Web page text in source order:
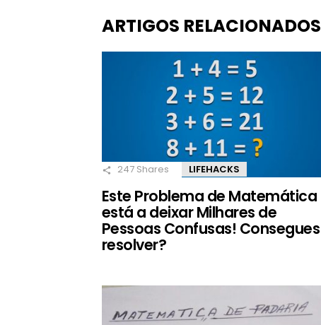
ARTIGOS RELACIONADOS
247 Shares LIFEHACKS
Este Problema de Matemática
está a deixar Milhares de
Pessoas Confusas! Consegues
resolver?